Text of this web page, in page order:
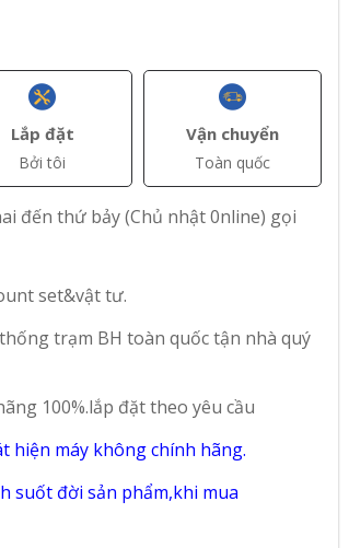
đ(VAT)
mùi âm tủ
CH-
2.230.000
Máy hút mùi kính
Lắp đặt
Bởi tôi
Vận chuyển
Toàn quốc
đến thứ bảy (Chủ nhật 0nline) gọi
set&vật tư.
trạm BH toàn quốc tận nhà quý
100%.lắp đặt theo yêu cầu
hiện máy không chính hãng.
suốt đời sản phẩm,khi mua